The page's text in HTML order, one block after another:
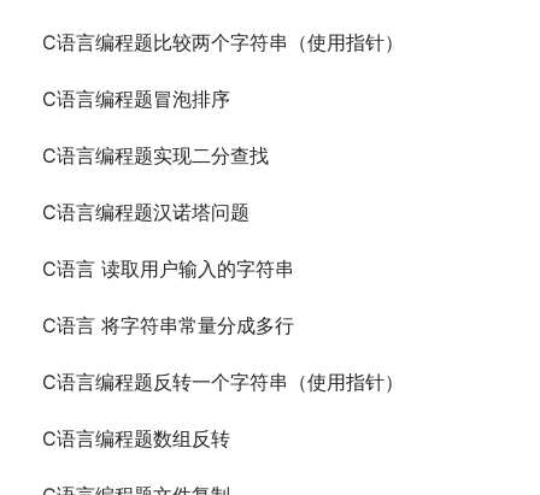
C语言编程题比较两个字符串（使用指针）
C语言编程题冒泡排序
C语言编程题实现二分查找
C语言编程题汉诺塔问题
C语言 读取用户输入的字符串
C语言 将字符串常量分成多行
C语言编程题反转一个字符串（使用指针）
C语言编程题数组反转